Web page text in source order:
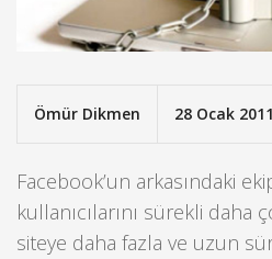
Ömür Dikmen 28 Ocak 2011
Facebook’un arkasındaki
kullanıcılarını sürekli daha
siteye daha fazla ve uzun